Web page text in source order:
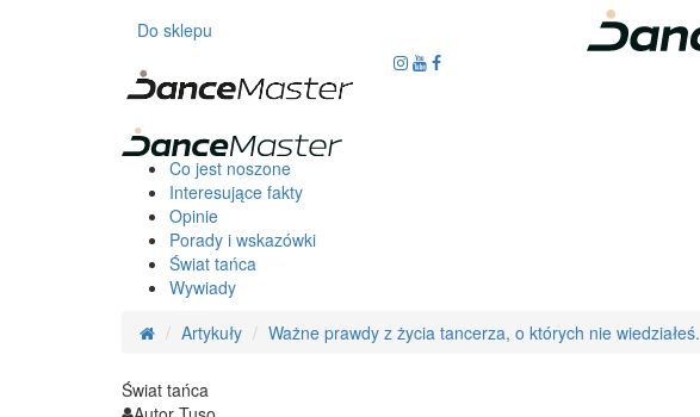
Do sklepu
Co jest noszone
Interesujące fakty
Opinie
Porady i wskazówki
Świat tańca
Wywiady
Artykuły
Ważne prawdy z życia tancerza, o których nie wiedziałeś.
Świat tańca